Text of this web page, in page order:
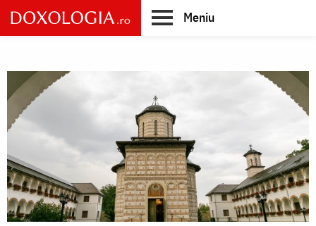
Skip
to
main
Meniu